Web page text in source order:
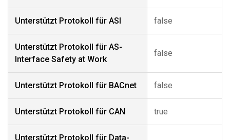
Unterstützt Protokoll für ASI false
Unterstützt Protokoll für AS-
Interface Safety at Work
false
Unterstützt Protokoll für BACnet false
Unterstützt Protokoll für CAN true
Unterstützt Protokoll für Data-